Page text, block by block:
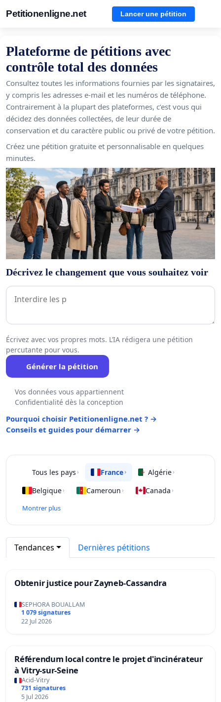
Petitionenligne.net Lancer une pétition
Plateforme de pétitions avec
contrôle total des données
Consultez toutes les informations fournies par les signataires,
y compris les adresses e-mail et les numéros de téléphone.
Contrairement à la plupart des plateformes, c’est vous qui
décidez des données collectées, de leur durée de
conservation et du caractère public ou privé de votre pétition.
Créez une pétition gratuite et personnalisable en quelques
minutes.
Décrivez le changement que vous souhaitez voir
Écrivez avec vos propres mots. L’IA rédigera une pétition
percutante pour vous.
Générer la pétition
Vos données vous appartiennent
Confidentialité dès la conception
Pourquoi choisir Petitionenligne.net ? →
Conseils et guides pour démarrer →
Tous les pays › France› Algérie›
Belgique› Cameroun › Canada ›
Montrer plus
Tendances Dernières pétitions
Obtenir justice pour Zayneb-Cassandra
SEPHORA BOUALLAM
1 079 signatures
22 Jul 2026
Référendum local contre le projet d'incinérateur
à Vitry-sur-Seine
Acid-Vitry
731 signatures
5 Jul 2026